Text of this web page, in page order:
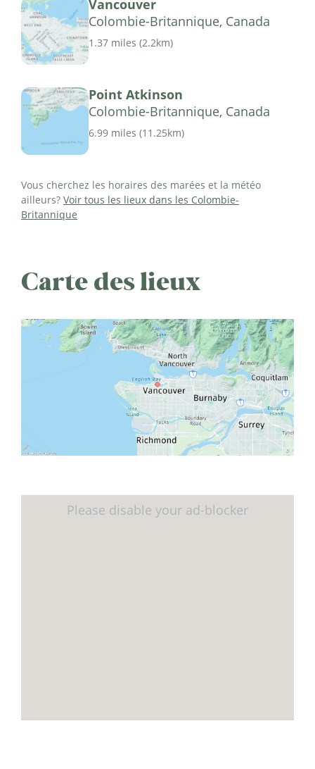
Vancouver
Colombie-Britannique, Canada
1.37 miles (2.2km)
Point Atkinson
Colombie-Britannique, Canada
6.99 miles (11.25km)
Vous cherchez les horaires des marées et la météo
ailleurs? Voir tous les lieux dans les Colombie-
Britannique
Carte des lieux